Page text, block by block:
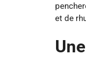
et de